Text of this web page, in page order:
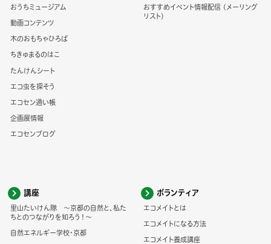
おうちミュージアム
動画コンテンツ
木のおもちゃひろば
ちきゅまるのはこ
たんけんシート
エコ虫を探そう
エコセン通い帳
企画展情報
エコセンブログ
おすすめイベント情報配信 (メーリング
リスト)
講座
里山たいけん隊 ～京都の自然と、私た
ちとのつながりを知ろう！～
自然エネルギー学校・京都
ボランティア
エコメイトとは
エコメイトになる方法
エコメイト養成講座